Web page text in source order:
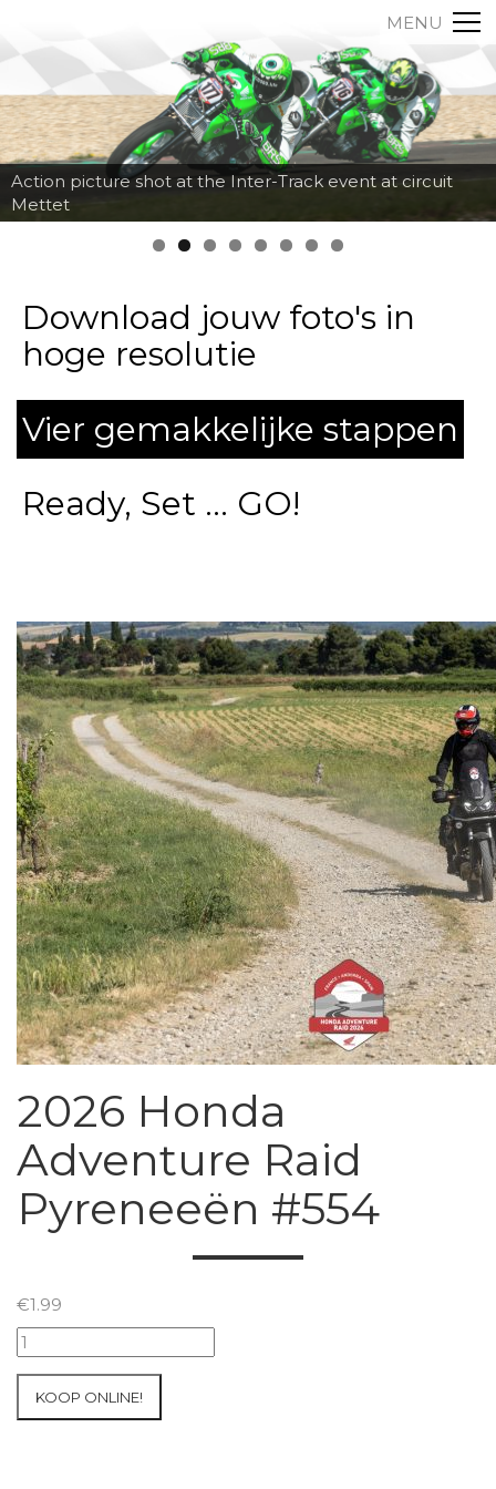
MENU
Action picture shot at the Inter-Track event at circuit
Mettet
Download jouw foto's in
hoge resolutie
Vier gemakkelijke stappen
Ready, Set ... GO!
2026 Honda
Adventure Raid
Pyreneeën #554
€1.99
2026
Honda
Raid
KOOP ONLINE!